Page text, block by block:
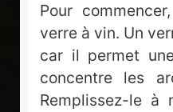
Pour
verre à vin. Un
car il permet
concentre les
Remplissez-le à